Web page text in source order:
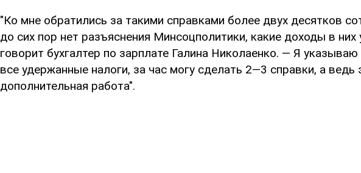
"Ко мне обратились за такими справками более двух десятков
до сих пор нет разъяснения Минсоцполитики, какие доходы в них
говорит бухгалтер по зарплате Галина Николаенко. — Я
все удержанные налоги, за час могу сделать 2—3 справки, а ведь
дополнительная работа".